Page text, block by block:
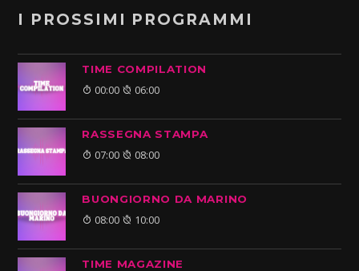
I PROSSIMI PROGRAMMI
TIME COMPILATION
00:00 06:00
RASSEGNA STAMPA
07:00 08:00
BUONGIORNO DA MARINO
08:00 10:00
TIME MAGAZINE